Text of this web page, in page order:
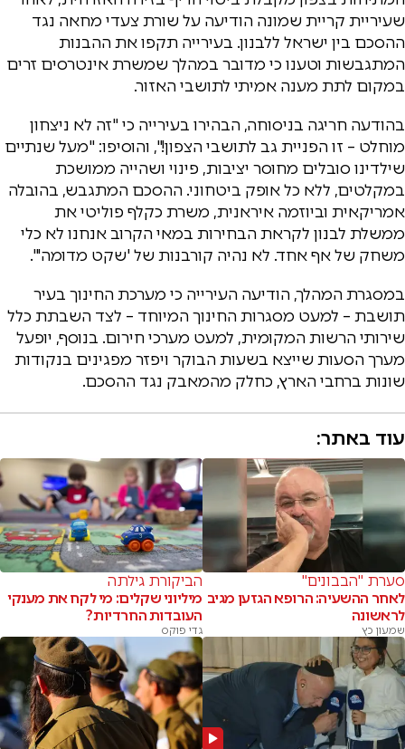
שעיריית קריית שמונה הודיעה על שורת צעדי מחאה נגד
ההסכם בין ישראל ללבנון. בעירייה תקפו את ההבנות
המתגבשות וטענו כי מדובר במהלך שמשרת אינטרסים זרים
במקום לתת מענה אמיתי לתושבי האזור.
בהודעה חריגה בניסוחה, הבהירו בעירייה כי "זה לא ניצחון
מוחלט – זו הפניית גב לתושבי הצפון!", והוסיפו: "מעל שנתיים
שילדינו סובלים מחוסר יציבות, פינוי ושהייה ממושכת
במקלטים, ללא כל אופק ביטחוני. ההסכם המתגבש, בהובלה
אמריקאית וביוזמה איראנית, משרת כקלף פוליטי את
ממשלת לבנון לקראת הבחירות במאי הקרוב אנחנו לא כלי
משחק של אף אחד. לא נהיה קורבנות של 'שקט מדומה'".
במסגרת המהלך, הודיעה העירייה כי מערכת החינוך בעיר
תושבת – למעט מסגרות החינוך המיוחד – לצד השבתת כלל
שירותי הרשות המקומית, למעט מערכי חירום. בנוסף, יופעל
מערך הסעות שייצא בשעות הבוקר ויפזר מפגינים בנקודות
שונות ברחבי הארץ, כחלק מהמאבק נגד ההסכם.
עוד באתר:
סערת "הבבונים"
לאחר ההשעיה: הרופא הגזען מגיב
לראשונה
שמעון כץ
הביקורת גילתה
מיליוני שקלים: מי לקח את מענקי
העובדות החרדיות?
גדי פוקס